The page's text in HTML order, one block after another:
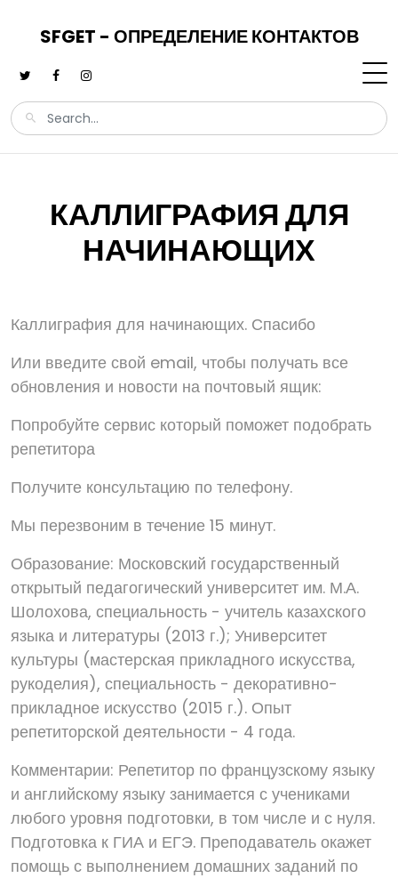
SFGET - ОПРЕДЕЛЕНИЕ КОНТАКТОВ
КАЛЛИГРАФИЯ ДЛЯ
НАЧИНАЮЩИХ
Каллиграфия для начинающих. Спасибо
Или введите свой email, чтобы получать все
обновления и новости на почтовый ящик:
Попробуйте сервис который поможет подобрать
репетитора
Получите консультацию по телефону.
Мы перезвоним в течение 15 минут.
Образование: Московский государственный
открытый педагогический университет им. М.А.
Шолохова, специальность - учитель казахского
языка и литературы (2013 г.); Университет
культуры (мастерская прикладного искусства,
рукоделия), специальность - декоративно-
прикладное искусство (2015 г.). Опыт
репетиторской деятельности - 4 года.
Комментарии: Репетитор по французскому языку
и английскому языку занимается с учениками
любого уровня подготовки, в том числе и с нуля.
Подготовка к ГИА и ЕГЭ. Преподаватель окажет
помощь с выполнением домашних заданий по